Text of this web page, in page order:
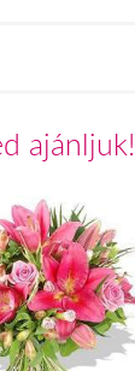
ajánljuk!